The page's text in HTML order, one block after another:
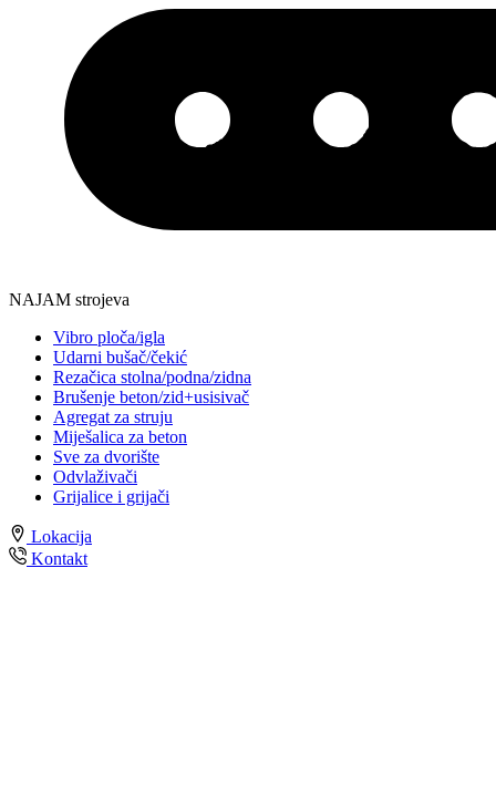
NAJAM strojeva
Vibro ploča/igla
Udarni bušač/čekić
Rezačica stolna/podna/zidna
Brušenje beton/zid+usisivač
Agregat za struju
Miješalica za beton
Sve za dvorište
Odvlaživači
Grijalice i grijači
Lokacija
Kontakt